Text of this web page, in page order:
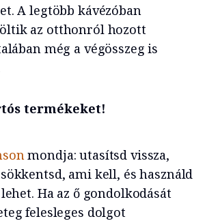
A legtöbb kávézóban
az otthonról hozott
még a végösszeg is
termékeket!
mondja: utasítsd vissza,
ami kell, és használd
Ha az ő gondolkodását
felesleges dolgot